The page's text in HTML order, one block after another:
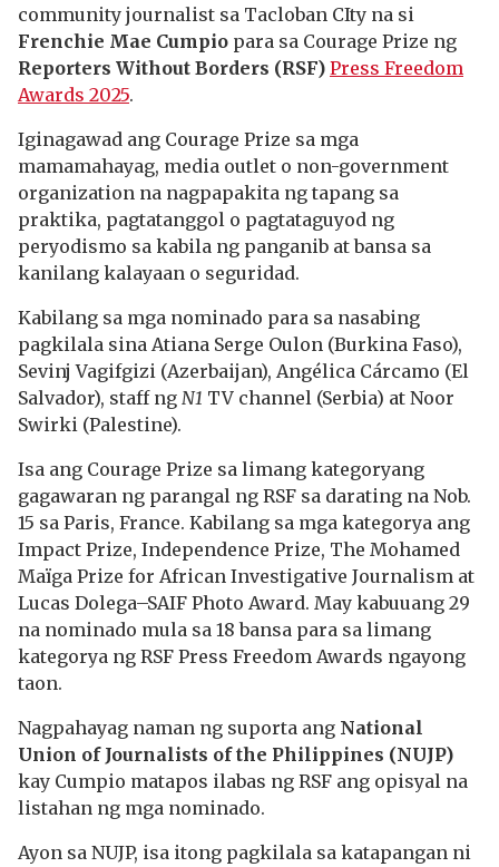
community journalist sa Tacloban CIty na si
Frenchie Mae Cumpio para sa Courage Prize ng
Reporters Without Borders (RSF) Press Freedom
Awards 2025.
Iginagawad ang Courage Prize sa mga
mamamahayag, media outlet o non-government
organization na nagpapakita ng tapang sa
praktika, pagtatanggol o pagtataguyod ng
peryodismo sa kabila ng panganib at bansa sa
kanilang kalayaan o seguridad.
Kabilang sa mga nominado para sa nasabing
pagkilala sina Atiana Serge Oulon (Burkina Faso),
Sevinj Vagifgizi (Azerbaijan), Angélica Cárcamo (El
Salvador), staff ng N1 TV channel (Serbia) at Noor
Swirki (Palestine).
Isa ang Courage Prize sa limang kategoryang
gagawaran ng parangal ng RSF sa darating na Nob.
15 sa Paris, France. Kabilang sa mga kategorya ang
Impact Prize, Independence Prize, The Mohamed
Maïga Prize for African Investigative Journalism at
Lucas Dolega–SAIF Photo Award. May kabuuang 29
na nominado mula sa 18 bansa para sa limang
kategorya ng RSF Press Freedom Awards ngayong
taon.
Nagpahayag naman ng suporta ang National
Union of Journalists of the Philippines (NUJP)
kay Cumpio matapos ilabas ng RSF ang opisyal na
listahan ng mga nominado.
Ayon sa NUJP, isa itong pagkilala sa katapangan ni